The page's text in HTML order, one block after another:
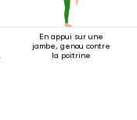
En appui sur une
jambe, genou contre
la poitrine